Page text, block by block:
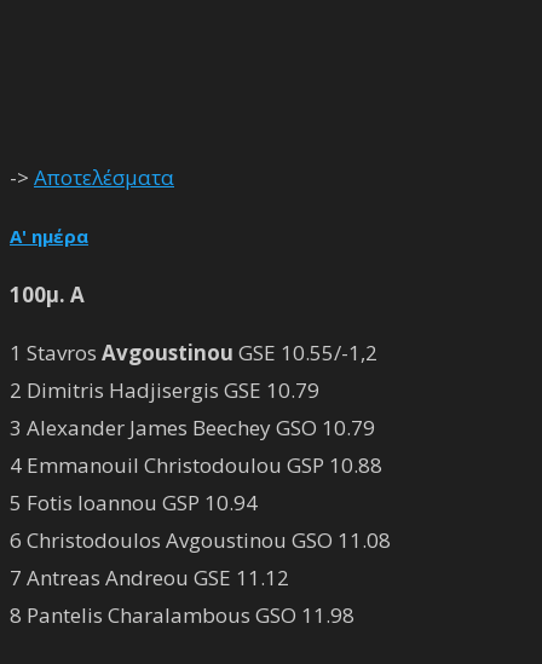
-> Αποτελέσματα
Α' ημέρα
100μ. Α
1 Stavros Avgoustinou GSE 10.55/-1,2
2 Dimitris Hadjisergis GSE 10.79
3 Alexander James Beechey GSO 10.79
4 Emmanouil Christodoulou GSP 10.88
5 Fotis Ioannou GSP 10.94
6 Christodoulos Avgoustinou GSO 11.08
7 Antreas Andreou GSE 11.12
8 Pantelis Charalambous GSO 11.98